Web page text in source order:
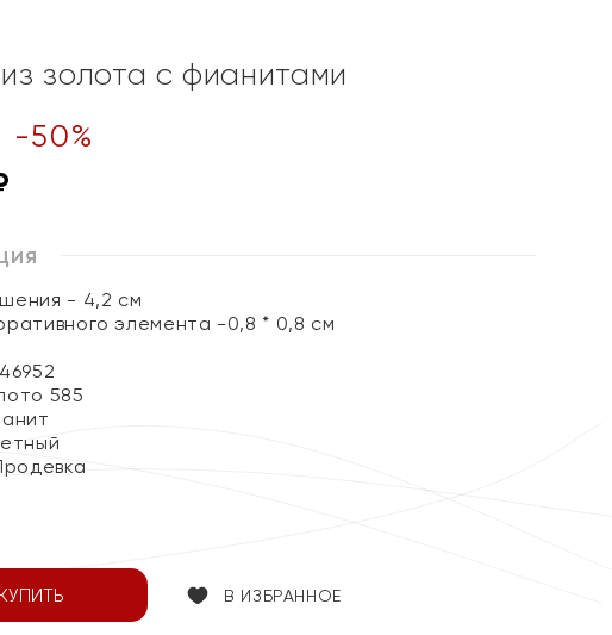
золота с фианитами
-50%
- 4,2 см
элемента -0,8 * 0,8 см
585
КУПИТЬ В ИЗБРАННОЕ